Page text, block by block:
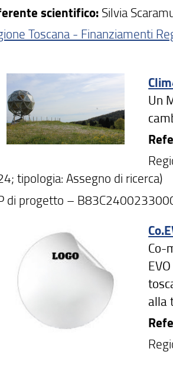
scientifico: Silvia
Toscana - Finanziamenti
Un
tipologia: Assegno di ricerca)
di progetto –
Co-
alla